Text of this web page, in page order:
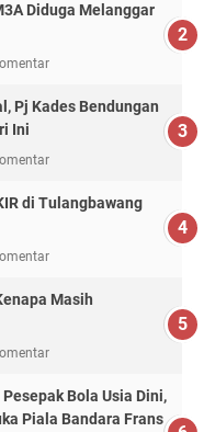
Diduga Melanggar
Pj Kades Bendungan
Ini
di Tulangbawang
Masih
Bola Usia Dini,
Piala Bandara Frans